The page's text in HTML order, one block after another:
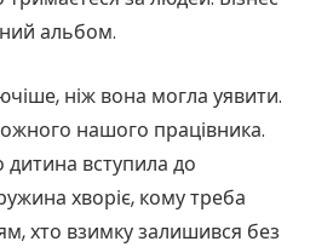
альбом.
ніж вона могла уявити.
нашого працівника.
дитина вступила до
хворіє, кому треба
хто взимку залишився без